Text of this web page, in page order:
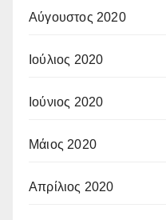
Αύγουστος 2020
Ιούλιος 2020
Ιούνιος 2020
Μάιος 2020
Απρίλιος 2020